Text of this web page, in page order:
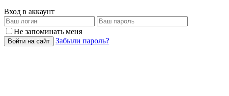
Вход в аккаунт
Не запоминать меня
Войти на сайт Забыли пароль?